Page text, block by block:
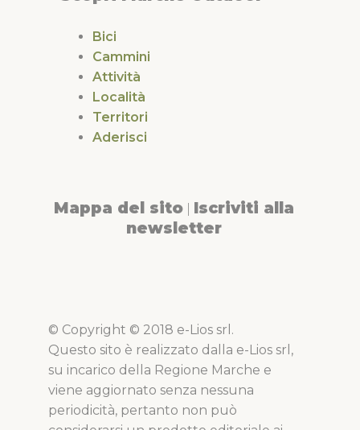
Bici
Cammini
Attività
Località
Territori
Aderisci
Mappa del sito Iscriviti alla
newsletter
© Copyright © 2018 e-Lios srl.
Questo sito è realizzato dalla e-Lios srl,
su incarico della Regione Marche e
viene aggiornato senza nessuna
periodicità, pertanto non può